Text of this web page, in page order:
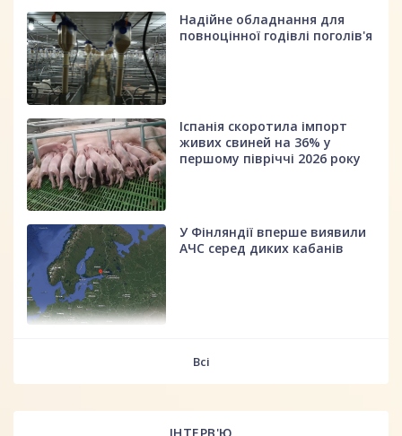
Надійне обладнання для
повноцінної годівлі поголів'я
Іспанія скоротила імпорт
живих свиней на 36% у
першому півріччі 2026 року
У Фінляндії вперше виявили
АЧС серед диких кабанів
Всі